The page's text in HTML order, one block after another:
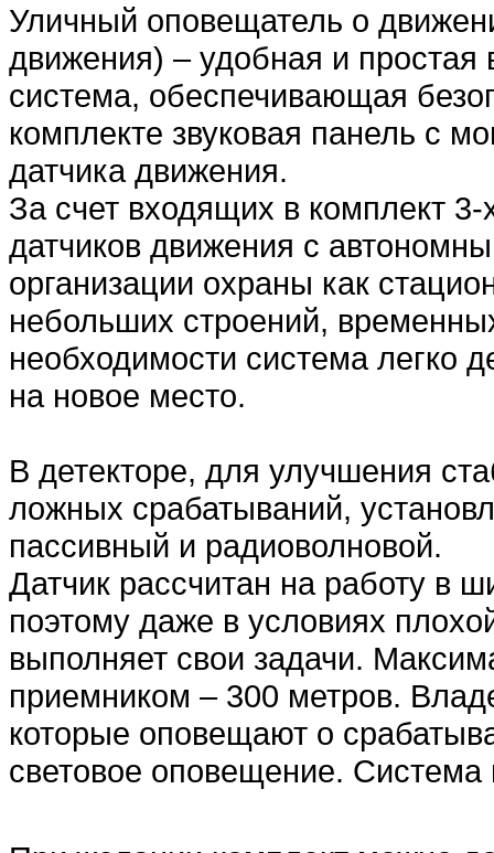
Уличный оповещатель о
движения) – удобная и простая
система, обеспечивающая
комплекте звуковая панель с
датчика движения.
За счет входящих в комплект
датчиков движения с
организации охраны как
небольших строений,
необходимости система легко
на новое место.
В детекторе, для улучшения
ложных срабатываний,
пассивный и радиоволновой.
Датчик рассчитан на работу в
поэтому даже в условиях
выполняет свои задачи.
приемником – 300 метров.
которые оповещают о
световое оповещение. Система